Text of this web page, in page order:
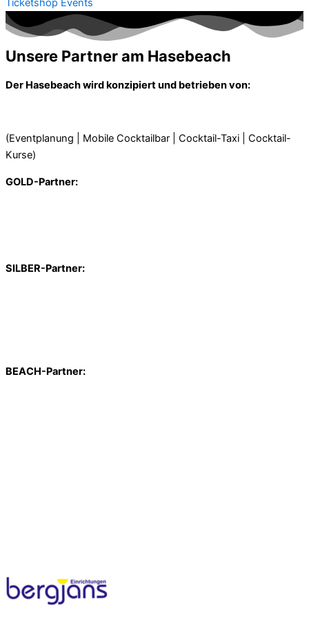
Ticketshop Events
Unsere Partner am Hasebeach
Der Hasebeach wird konzipiert und betrieben von:
(Eventplanung | Mobile Cocktailbar | Cocktail-Taxi | Cocktail-
Kurse)
GOLD-Partner:
SILBER-Partner:
BEACH-Partner: